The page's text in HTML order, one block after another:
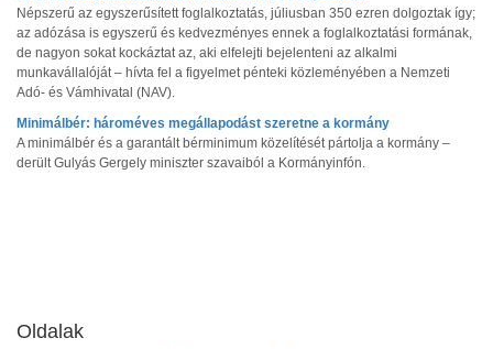
Népszerű az egyszerűsített foglalkoztatás, júliusban 350 ezren dolgoztak így;
az adózása is egyszerű és kedvezményes ennek a foglalkoztatási formának,
de nagyon sokat kockáztat az, aki elfelejti bejelenteni az alkalmi
munkavállalóját – hívta fel a figyelmet pénteki közleményében a Nemzeti
Adó- és Vámhivatal (NAV).
Minimálbér: hároméves megállapodást szeretne a kormány
A minimálbér és a garantált bérminimum közelítését pártolja a kormány –
derült Gulyás Gergely miniszter szavaiból a Kormányinfón.
Oldalak